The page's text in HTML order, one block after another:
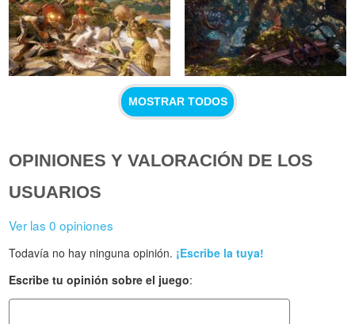
MOSTRAR TODOS
OPINIONES Y VALORACIÓN DE LOS
USUARIOS
Ver las 0 opiniones
Todavía no hay ninguna opinión. ¡Escribe la tuya!
Escribe tu opinión sobre el juego: